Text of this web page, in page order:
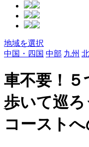
地域を選択
中国・四国 中部 九州
車不要！
歩いて巡
コーストへ